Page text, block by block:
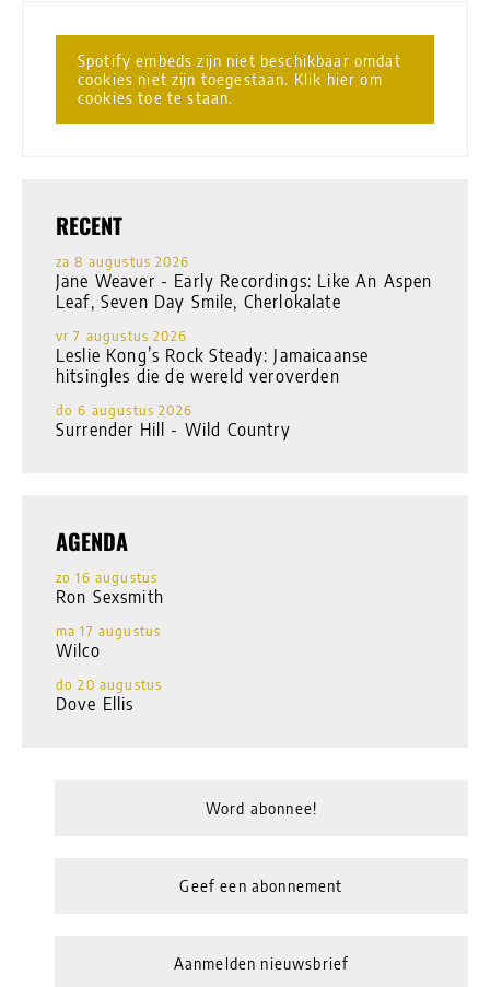
Spotify embeds zijn niet beschikbaar omdat
cookies niet zijn toegestaan. Klik hier om
cookies toe te staan.
RECENT
za 8 augustus 2026
Jane Weaver - Early Recordings: Like An Aspen
Leaf, Seven Day Smile, Cherlokalate
vr 7 augustus 2026
Leslie Kong’s Rock Steady: Jamaicaanse
hitsingles die de wereld veroverden
do 6 augustus 2026
Surrender Hill - Wild Country
AGENDA
zo 16 augustus
Ron Sexsmith
ma 17 augustus
Wilco
do 20 augustus
Dove Ellis
Word abonnee!
Geef een abonnement
Aanmelden nieuwsbrief